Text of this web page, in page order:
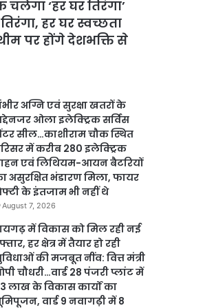
‘हर घर तिरंगा’
हर घर स्वच्छता
पर होंगे देशभक्ति से
अग्नि एवं सुरक्षा खतरों के
ओला इलेक्ट्रिक सर्विस
सील…काशीराम चौक स्थित
में करीब 280 इलेक्ट्रिक
एवं लिथियम-आयन बैटरियों
असुरक्षित भंडारण मिला, फायर
के इंतजाम भी नहीं थे
August 7, 2026
में विकास को मिल रही नई
हर क्षेत्र में तैयार हो रही
की मजबूत नींव: वित्त मंत्री
चौधरी…वार्ड 28 पंजरी प्लांट में
लाख के विकास कार्यों का
वार्ड 9 नवागढ़ी में 8